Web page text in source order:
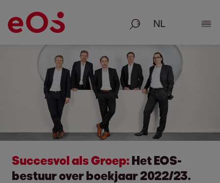
Zoeken
Succesvol als Groep: Het EOS-
bestuur over boekjaar 2022/23.